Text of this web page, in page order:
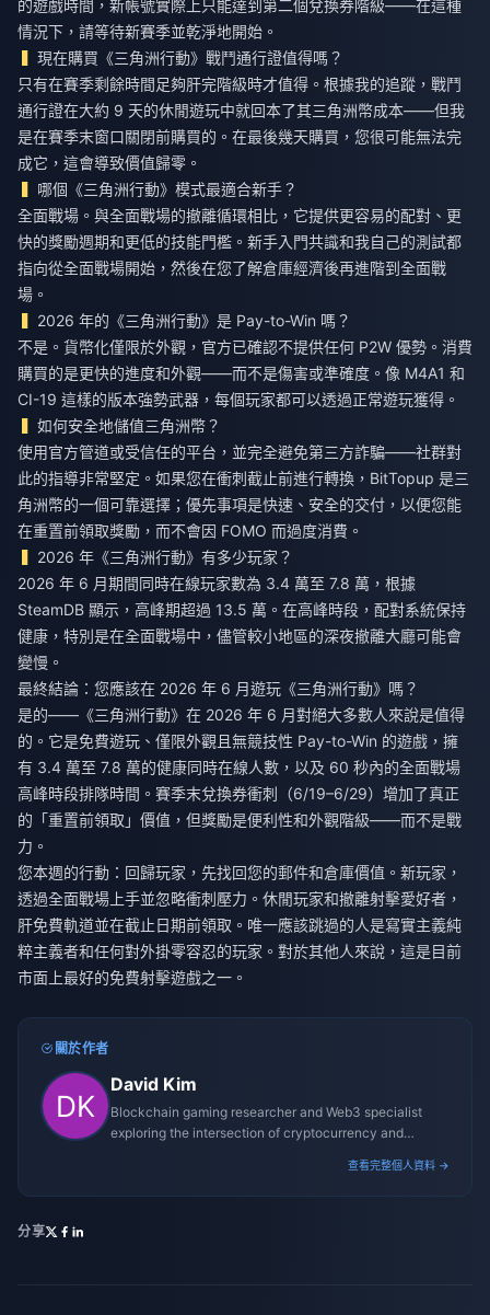
的遊戲時間，新帳號實際上只能達到第二個兌換券階級——在這種
情況下，請等待新賽季並乾淨地開始。
現在購買《三角洲行動》戰鬥通行證值得嗎？
只有在賽季剩餘時間足夠肝完階級時才值得。根據我的追蹤，戰鬥
通行證在大約 9 天的休閒遊玩中就回本了其三角洲幣成本——但我
是在賽季末窗口關閉前購買的。在最後幾天購買，您很可能無法完
成它，這會導致價值歸零。
哪個《三角洲行動》模式最適合新手？
全面戰場。與全面戰場的撤離循環相比，它提供更容易的配對、更
快的獎勵週期和更低的技能門檻。新手入門共識和我自己的測試都
指向從全面戰場開始，然後在您了解倉庫經濟後再進階到全面戰
場。
2026 年的《三角洲行動》是 Pay-to-Win 嗎？
不是。貨幣化僅限於外觀，官方已確認不提供任何 P2W 優勢。消費
購買的是更快的進度和外觀——而不是傷害或準確度。像 M4A1 和
CI-19 這樣的版本強勢武器，每個玩家都可以透過正常遊玩獲得。
如何安全地儲值三角洲幣？
使用官方管道或受信任的平台，並完全避免第三方詐騙——社群對
此的指導非常堅定。如果您在衝刺截止前進行轉換，BitTopup 是三
角洲幣的一個可靠選擇；優先事項是快速、安全的交付，以便您能
在重置前領取獎勵，而不會因 FOMO 而過度消費。
2026 年《三角洲行動》有多少玩家？
2026 年 6 月期間同時在線玩家數為 3.4 萬至 7.8 萬，根據
SteamDB 顯示，高峰期超過 13.5 萬。在高峰時段，配對系統保持
健康，特別是在全面戰場中，儘管較小地區的深夜撤離大廳可能會
變慢。
最終結論：您應該在 2026 年 6 月遊玩《三角洲行動》嗎？
是的——《三角洲行動》在 2026 年 6 月對絕大多數人來說是值得
的。它是免費遊玩、僅限外觀且無競技性 Pay-to-Win 的遊戲，擁
有 3.4 萬至 7.8 萬的健康同時在線人數，以及 60 秒內的全面戰場
高峰時段排隊時間。賽季末兌換券衝刺（6/19–6/29）增加了真正
的「重置前領取」價值，但獎勵是便利性和外觀階級——而不是戰
力。
您本週的行動：回歸玩家，先找回您的郵件和倉庫價值。新玩家，
透過全面戰場上手並忽略衝刺壓力。休閒玩家和撤離射擊愛好者，
肝免費軌道並在截止日期前領取。唯一應該跳過的人是寫實主義純
粹主義者和任何對外掛零容忍的玩家。對於其他人來說，這是目前
市面上最好的免費射擊遊戲之一。
關於作者
David Kim
Blockchain gaming researcher and Web3 specialist
exploring the intersection of cryptocurrency and
查看完整個人資料 →
分享